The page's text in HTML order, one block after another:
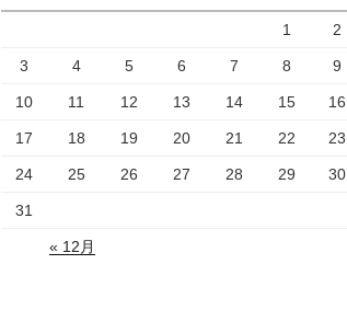
1 2
3 4 5 6 7 8 9
10 11 12 13 14 15 16
17 18 19 20 21 22 23
24 25 26 27 28 29 30
31
« 12月